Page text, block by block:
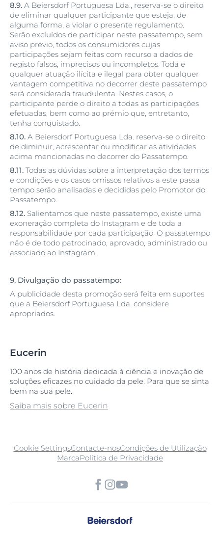
8.9. A Beiersdorf Portuguesa Lda., reserva-se o direito
de eliminar qualquer participante que esteja, de
alguma forma, a violar o presente regulamento.
Serão excluídos de participar neste passatempo, sem
aviso prévio, todos os consumidores cujas
participações sejam feitas com recurso a dados de
registo falsos, imprecisos ou incompletos. Toda e
qualquer atuação ilícita e ilegal para obter qualquer
vantagem competitiva no decorrer deste passatempo
será considerada fraudulenta. Nestes casos, o
participante perde o direito a todas as participações
efetuadas, bem como ao prémio que, entretanto,
tenha conquistado.
8.10. A Beiersdorf Portuguesa Lda. reserva-se o direito
de diminuir, acrescentar ou modificar as atividades
acima mencionadas no decorrer do Passatempo.
8.11. Todas as dúvidas sobre a interpretação dos termos
e condições e os casos omissos relativos a este passa
tempo serão analisadas e decididas pelo Promotor do
Passatempo.
8.12. Salientamos que neste passatempo, existe uma
exoneração completa do Instagram e de toda a
responsabilidade por cada participação. O passatempo
não é de todo patrocinado, aprovado, administrado ou
associado ao Instagram.
9. Divulgação do passatempo:
A publicidade desta promoção será feita em suportes
que a Beiersdorf Portuguesa Lda. considere
apropriados.
Eucerin
100 anos de história dedicada à ciência e inovação de
soluções eficazes no cuidado da pele. Para que se sinta
bem na sua pele.
Saiba mais sobre Eucerin
Cookie SettingsContacte-nosCondições de Utilização
MarcaPolítica de Privacidade